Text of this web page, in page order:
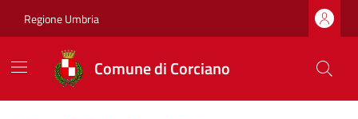
Regione Umbria
Comune di Corciano